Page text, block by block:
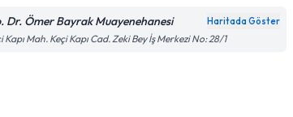
Dr. Ömer Bayrak Muayenehanesi Haritada Göster
Kapı Mah. Keçi Kapı Cad. Zeki Bey İş Merkezi No: 28/1